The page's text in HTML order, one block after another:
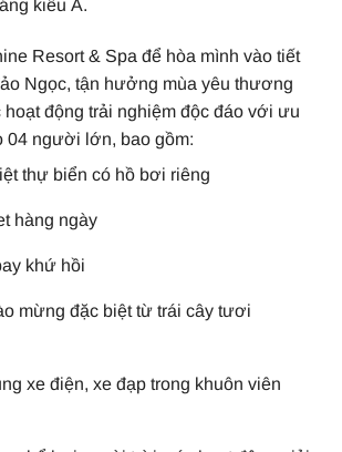
kiểu Á.
Resort & Spa để hòa mình vào tiết
Ngọc, tận hưởng mùa yêu thương
hoạt động trải nghiệm độc đáo với ưu
04 người lớn, bao gồm:
thự biển có hồ bơi riêng
hàng ngày
khứ hồi
mừng đặc biệt từ trái cây tươi
xe điện, xe đạp trong khuôn viên